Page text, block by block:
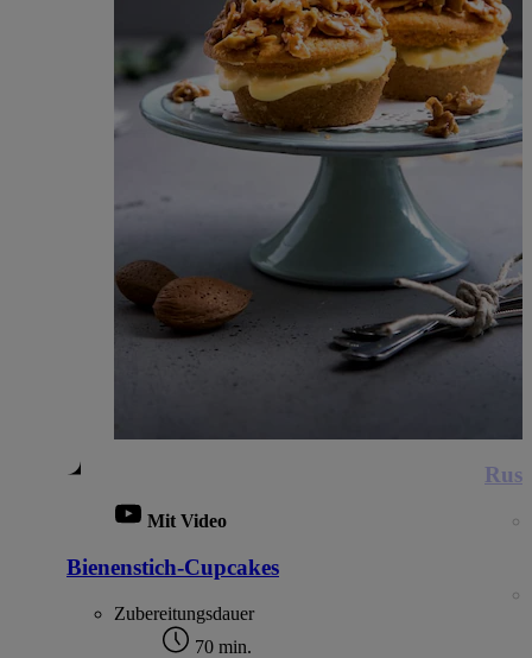
Mit Video
Bienenstich-Cupcakes
Zubereitungsdauer
70 min.